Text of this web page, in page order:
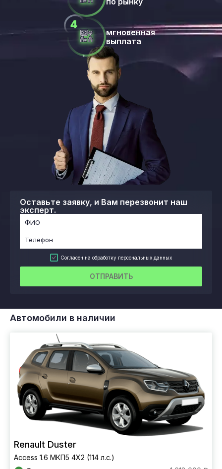
Оставьте заявку, и Вам перезвонит наш
эксперт.
Согласен на обработку персональных данных
ОТПРАВИТЬ
мгновенная
выплата
Автомобили в наличии
Renault Duster
Access 1.6 МКП5 4Х2 (114 л.с.)